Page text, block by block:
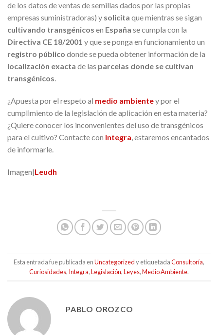
de los datos de ventas de semillas dados por las propias
empresas suministradoras) y solicita que mientras se sigan
cultivando transgénicos en España se cumpla con la
Directiva CE 18/2001 y que se ponga en funcionamiento un
registro público donde se pueda obtener información de la
localización exacta de las parcelas donde se cultivan
transgénicos.
¿Apuesta por el respeto al medio ambientey por el
cumplimiento de la legislación de aplicación en esta materia?
¿Quiere conocer los inconvenientes del uso de transgénicos
para el cultivo? Contacte con Integra, estaremos encantados
de informarle.
Imagen|Leudh
Esta entrada fue publicada enUncategorizedy etiquetadaConsultoría,
Curiosidades, Integra,Legislación,Leyes,Medio Ambiente.
PABLO OROZCO